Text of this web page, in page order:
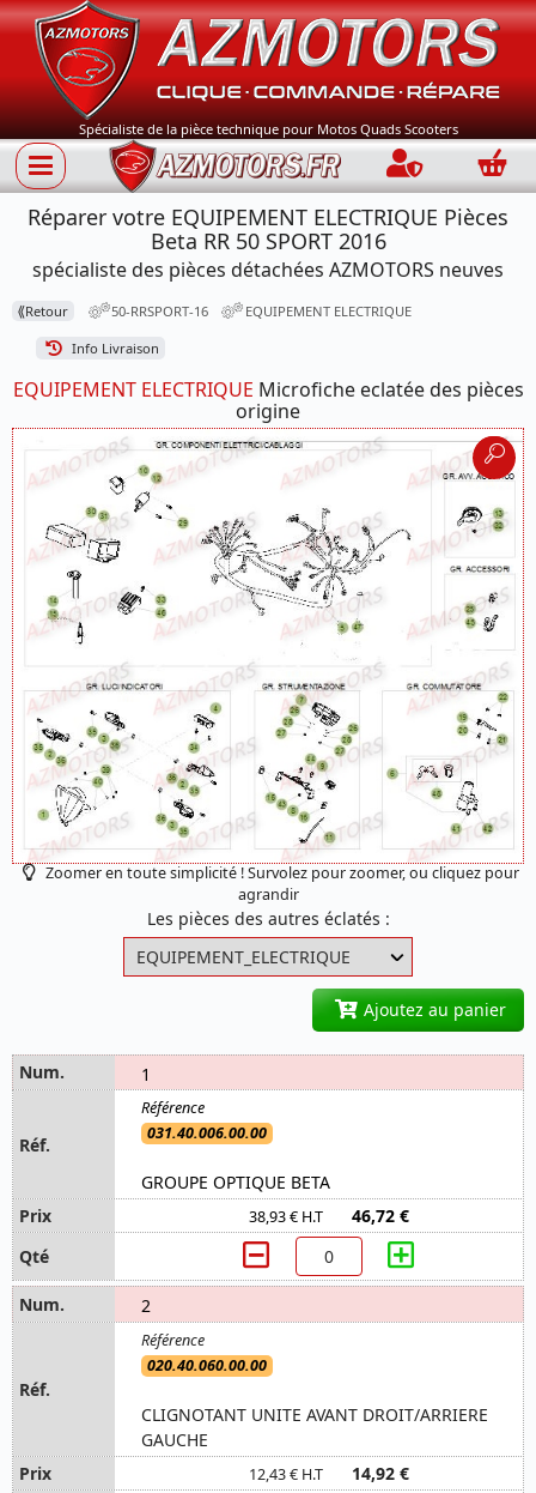
Spécialiste de la pièce technique pour Motos Quads Scooters
Connection
Réparer votre EQUIPEMENT ELECTRIQUE Pièces
Beta RR 50 SPORT 2016
spécialiste des pièces détachées AZMOTORS neuves
⟪Retour 50-RRSPORT-16 EQUIPEMENT ELECTRIQUE
Info Livraison
EQUIPEMENT ELECTRIQUE Microfiche eclatée des pièces
origine
Zoomer en toute simplicité ! Survolez pour zoomer, ou cliquez pour
agrandir
Les pièces des autres éclatés :
Ajoutez au panier
1
031.40.006.00.00
GROUPE OPTIQUE BETA
38,93 € H.T 46,72 €
2
020.40.060.00.00
CLIGNOTANT UNITE AVANT DROIT/ARRIERE
GAUCHE
12,43 € H.T 14,92 €